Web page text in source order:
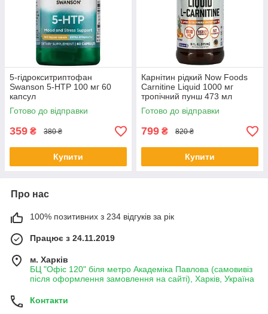
5-гідрокситриптофан
Swanson 5-НТР 100 мг 60
капсул
Готово до відправки
359 ₴ 380 ₴
Купити
Карнітин рідкий Now Foods
Carnitine Liquid 1000 мг
тропічний пунш 473 мл
Готово до відправки
799 ₴ 820 ₴
Купити
Про нас
100% позитивних з 234 відгуків за рік
Працює з 24.11.2019
м. Харків
БЦ "Офіс 120" біля метро Академіка Павлова (самовивіз
після оформлення замовлення на сайті), Харків, Україна
Контакти